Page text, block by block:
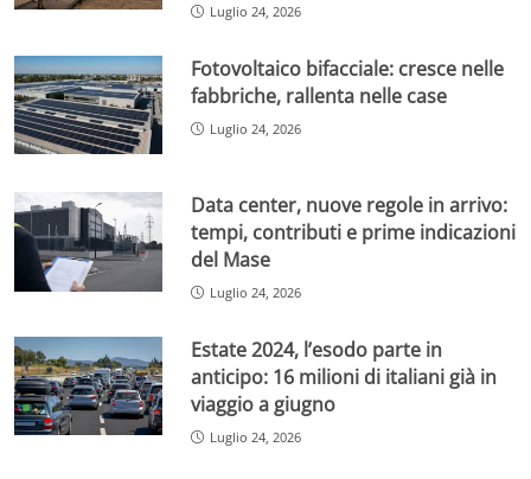
Luglio 24, 2026
Fotovoltaico bifacciale: cresce nelle
fabbriche, rallenta nelle case
Luglio 24, 2026
Data center, nuove regole in arrivo:
tempi, contributi e prime indicazioni
del Mase
Luglio 24, 2026
Estate 2024, l’esodo parte in
anticipo: 16 milioni di italiani già in
viaggio a giugno
Luglio 24, 2026